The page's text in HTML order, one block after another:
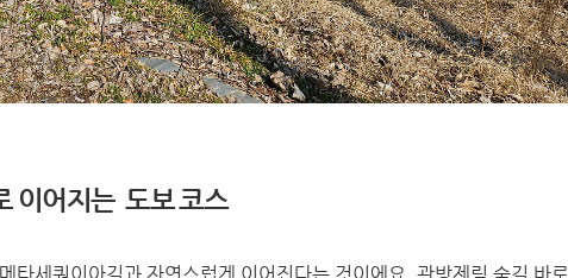
이어지는 도보 코스